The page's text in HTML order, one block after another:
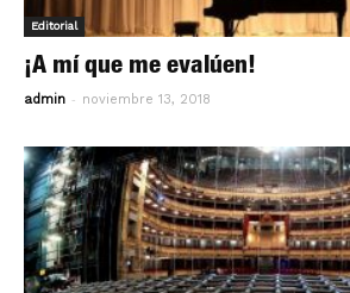
Editorial
¡A mí que me evalúen!
admin - noviembre 13, 2018